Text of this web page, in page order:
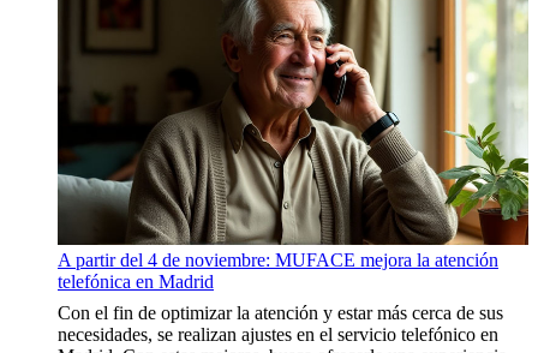
A partir del 4 de noviembre: MUFACE mejora la atención
telefónica en Madrid
Con el fin de optimizar la atención y estar más cerca de sus
necesidades, se realizan ajustes en el servicio telefónico en